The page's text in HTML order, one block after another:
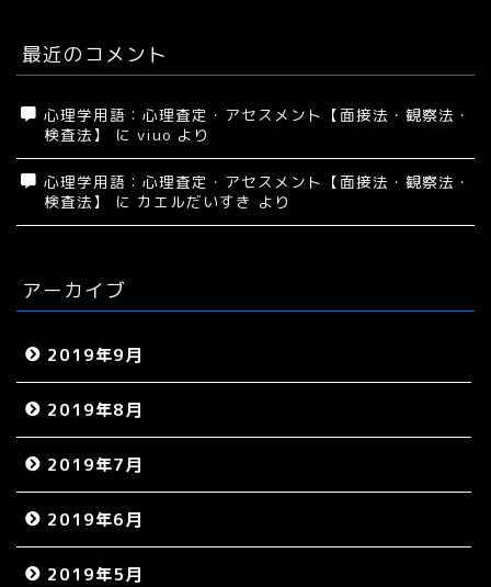
最近のコメント
心理学用語：心理査定・アセスメント【面接法・観察法・
検査法】
に viuo より
心理学用語：心理査定・アセスメント【面接法・観察法・
検査法】
に カエルだいすき より
アーカイブ
2019年9月
2019年8月
2019年7月
2019年6月
2019年5月